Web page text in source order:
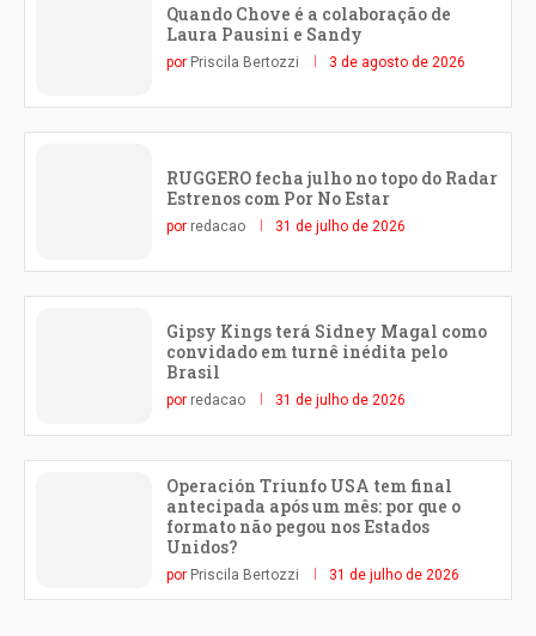
Quando Chove é a colaboração de
Laura Pausini e Sandy
por Priscila Bertozzi 3 de agosto de 2026
RUGGERO fecha julho no topo do Radar
Estrenos com Por No Estar
por redacao 31 de julho de 2026
Gipsy Kings terá Sidney Magal como
convidado em turnê inédita pelo
Brasil
por redacao 31 de julho de 2026
Operación Triunfo USA tem final
antecipada após um mês: por que o
formato não pegou nos Estados
Unidos?
por Priscila Bertozzi 31 de julho de 2026